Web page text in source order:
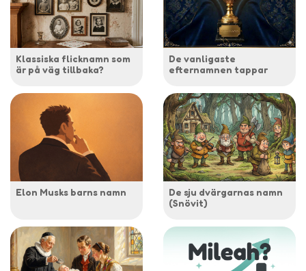
Klassiska flicknamn som
är på väg tillbaka?
De vanligaste
efternamnen tappar
Elon Musks barns namn
De sju dvärgarnas namn
(Snövit)